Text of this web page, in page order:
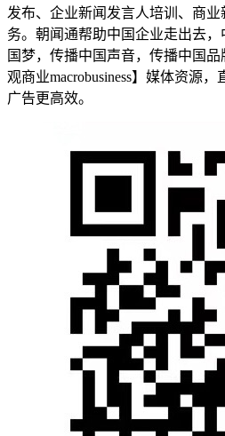
发布、企业新闻发言人培训、商
务。朝闻通帮助中国企业走出去
国梦，传播中国声音，传播中国
观商业macrobusiness】媒体资源
广告更高效。